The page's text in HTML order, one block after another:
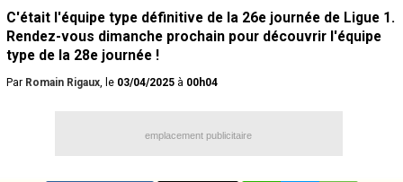
C'était l'équipe type définitive de la 26e journée de Ligue 1.
Rendez-vous dimanche prochain pour découvrir l'équipe
type de la 28e journée !
Par Romain Rigaux, le 03/04/2025 à 00h04
emplacement publicitaire